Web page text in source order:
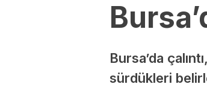
Bursa’da
sürdükleri